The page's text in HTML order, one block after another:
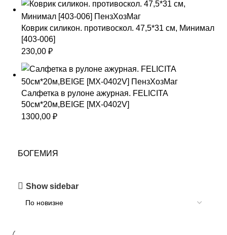
Коврик силикон. противоскол. 47,5*31 см, Минимал
[403-006]
230,00 ₽
Салфетка в рулоне ажурная. FELICITA
50см*20м,BEIGE [MX-0402V]
1300,00 ₽
БОГЕМИЯ
Show sidebar